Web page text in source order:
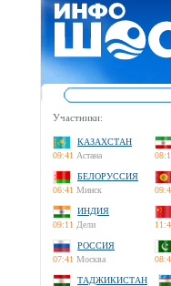
Участники:
КАЗАХСТАН
09:41 Астана
БЕЛОРУССИЯ
06:41 Минск
ИНДИЯ
09:11 Дели
РОССИЯ
07:41 Москва
ТАДЖИКИСТАН